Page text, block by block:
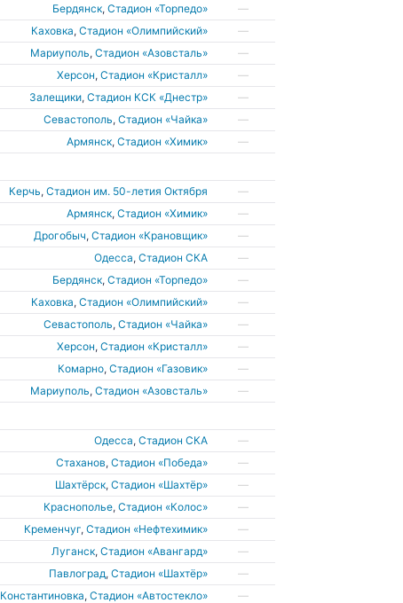
Бердянск,Стадион «Торпедо»
—
Каховка,Стадион «Олимпийский»
—
Мариуполь,Стадион «Азовсталь»
—
Херсон,Стадион «Кристалл»
—
Залещики,Стадион КСК «Днестр»
—
Севастополь,Стадион «Чайка»
—
Армянск,Стадион «Химик» —
Керчь,Стадион им. 50-летия Октября
—
Армянск,Стадион «Химик»
—
Дрогобыч,Стадион «Крановщик»
—
Одесса,Стадион СКА
—
Бердянск,Стадион «Торпедо»
—
Каховка,Стадион «Олимпийский»
—
Севастополь,Стадион «Чайка»
—
Херсон,Стадион «Кристалл»
—
Комарно,Стадион «Газовик»
—
Мариуполь,Стадион «Азовсталь» —
Одесса,Стадион СКА
—
Стаханов,Стадион «Победа»
—
Шахтёрск,Стадион «Шахтёр»
—
Краснополье,Стадион «Колос»
—
Кременчуг,Стадион «Нефтехимик»
—
Луганск,Стадион «Авангард»
—
Павлоград,Стадион «Шахтёр»
—
Константиновка,Стадион «Автостекло»
—